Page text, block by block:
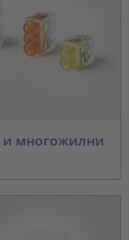
и многожилни